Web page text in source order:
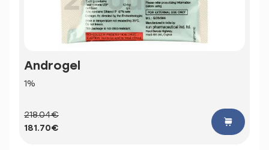
Androgel
1%
218.04€
181.70€